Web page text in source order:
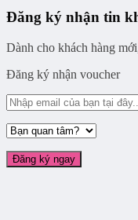
Đăng ký nhận tin
Dành cho khách hàng
Đăng ký nhận voucher